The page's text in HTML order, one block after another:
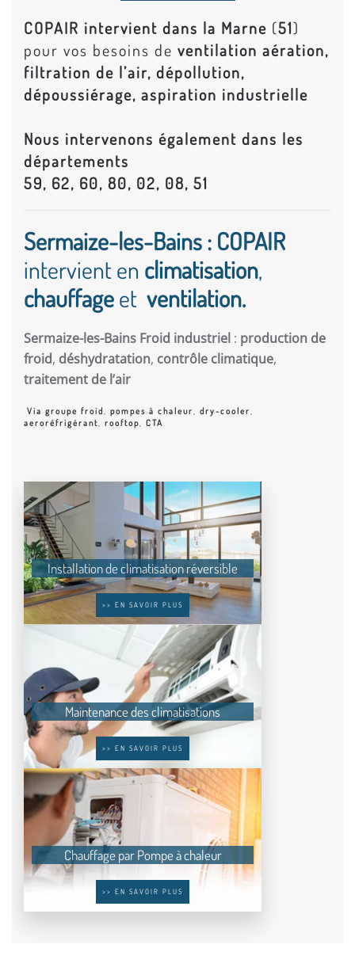
COPAIR intervient dans la Marne (51)
pour vos besoins de ventilation aération,
filtration de l’air, dépollution,
dépoussiérage, aspiration industrielle
Nous intervenons également dans les
départements
59, 62, 60, 80, 02, 08, 51
Sermaize-les-Bains : COPAIR
intervient en climatisation,
chauffageet ventilation.
Sermaize-les-Bains Froid industriel : production de
froid, déshydratation, contrôle climatique,
traitement de l’air
Via groupe froid, pompes à chaleur, dry-cooler,
aeroréfrigérant, rooftop, CTA
Installation de climatisation réversible
>> EN SAVOIR PLUS
Maintenance des climatisations
>> EN SAVOIR PLUS
Chauffage par Pompe à chaleur
>> EN SAVOIR PLUS